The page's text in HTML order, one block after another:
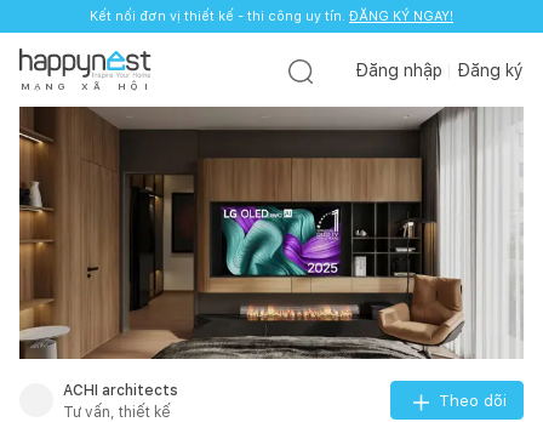
Kết nối đơn vị thiết kế - thi công uy tín. ĐĂNG KÝ NGAY!
M Ạ N G X Ã H Ộ I
Đăng nhập Đăng ký
ACHI architects
Tư vấn, thiết kế
Theo dõi